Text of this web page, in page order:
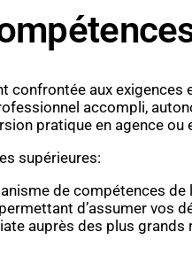
aux
accompli,
pratique en agence ou
supérieures:
de compétences de
d’assumer vos
auprès des plus